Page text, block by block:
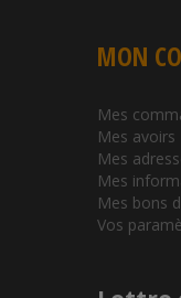
MON
Mes
Mes avoirs
Mes
Mes
Mes bons
Vos